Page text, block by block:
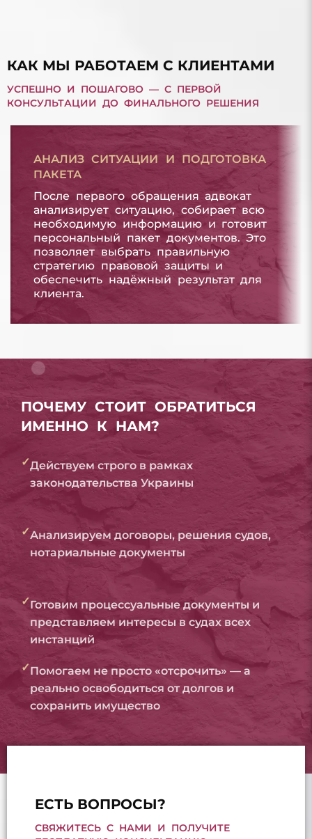
КАК МЫ РАБОТАЕМ С КЛИЕНТАМИ
УСПЕШНО И ПОШАГОВО — С ПЕРВОЙ
КОНСУЛЬТАЦИИ ДО ФИНАЛЬНОГО РЕШЕНИЯ
АНАЛИЗ СИТУАЦИИ И ПОДГОТОВКА
ПАКЕТА
После первого обращения адвокат
анализирует ситуацию, собирает всю
необходимую информацию и готовит
персональный пакет документов. Это
позволяет выбрать правильную
стратегию правовой защиты и
обеспечить надёжный результат для
клиента.
ПОЧЕМУ СТОИТ ОБРАТИТЬСЯ
ИМЕННО К НАМ?
✓Действуем строго в рамках
законодательства Украины
✓Анализируем договоры, решения судов,
нотариальные документы
✓Готовим процессуальные документы и
представляем интересы в судах всех
инстанций
✓Помогаем не просто «отсрочить» — а
реально освободиться от долгов и
сохранить имущество
ЕСТЬ ВОПРОСЫ?
СВЯЖИТЕСЬ С НАМИ И ПОЛУЧИТЕ